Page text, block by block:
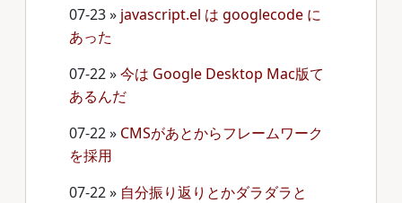
07-23» javascript.el は googlecode に
あった
07-22»今は Google Desktop Mac版て
あるんだ
07-22» CMSがあとからフレームワーク
を採用
07-22» 自分振り返りとかダラダラと